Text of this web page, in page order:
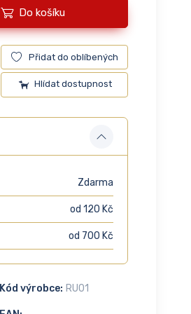
Do košíku
Přidat do oblíbených
Hlídat dostupnost
Zdarma
od 120 Kč
od 700 Kč
Kód výrobce: RU01